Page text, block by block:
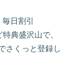
日割引
典盛沢山で、
さくっと登録し